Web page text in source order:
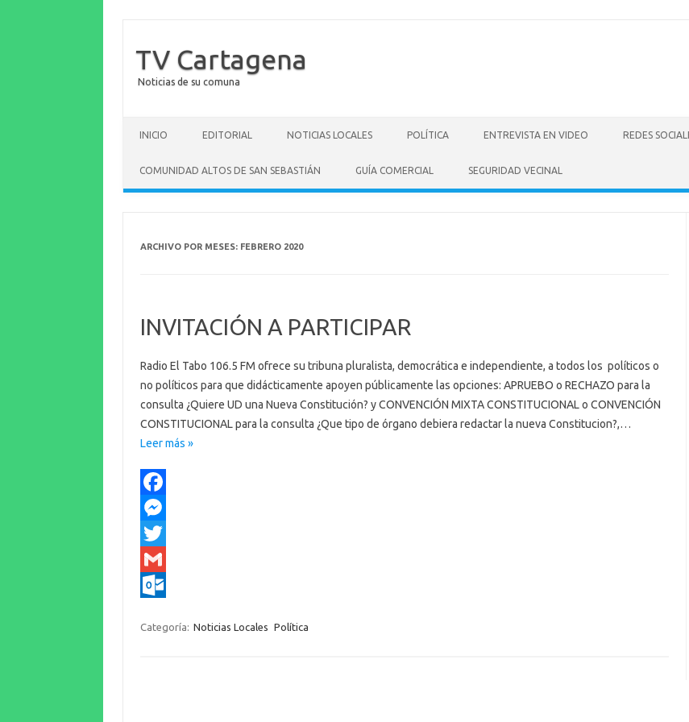
TV Cartagena
Noticias de su comuna
INICIO EDITORIAL NOTICIAS LOCALES POLÍTICA ENTREVISTA EN VIDEO REDES
COMUNIDAD ALTOS DE SAN SEBASTIÁN GUÍA COMERCIAL SEGURIDAD VECINAL
ARCHIVO POR MESES: FEBRERO 2020
INVITACIÓN A PARTICIPAR
Radio El Tabo 106.5 FM ofrece su tribuna pluralista, democrática e independiente, a todos los políticos o
no políticos para que didácticamente apoyen públicamente las opciones: APRUEBO o RECHAZO para la
consulta ¿Quiere UD una Nueva Constitución? y CONVENCIÓN MIXTA CONSTITUCIONAL o CONVENCIÓN
CONSTITUCIONAL para la consulta ¿Que tipo de órgano debiera redactar la nueva Constitucion?,…
Leer más »
F
a
c
e
M
eT
w
G
Categoría: Noticias Locales Política